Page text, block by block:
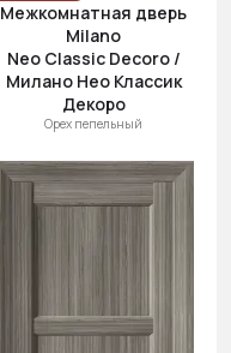
Межкомнатная дверь
Milano
Neo Classic Decoro /
Милано Нео Классик
Декоро
Орех пепельный